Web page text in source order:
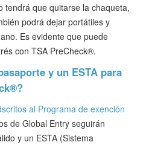
tendrá que quitarse la chaqueta,
podrá dejar portátiles y
Es evidente que puede
con TSA PreCheck®.
y un ESTA para
al Programa de exención
de Global Entry seguirán
y un ESTA (Sistema